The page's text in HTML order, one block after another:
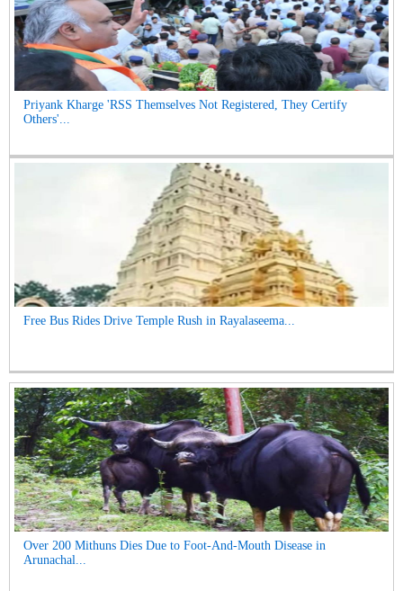
Priyank Kharge 'RSS Themselves Not Registered, They Certify
Others'...
Free Bus Rides Drive Temple Rush in Rayalaseema...
Over 200 Mithuns Dies Due to Foot-And-Mouth Disease in
Arunachal...